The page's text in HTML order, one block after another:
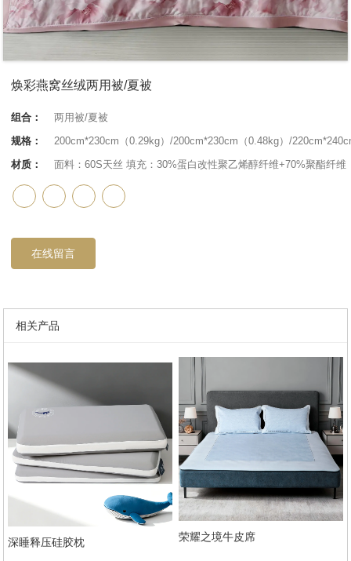
焕彩燕窝丝绒两用被/夏被
组合：
两用被/夏被
规格：
200cm*230cm（0.29kg）/200cm*230cm（0.48kg）/
材质：
面料：60S天丝 填充：30%蛋白改性聚乙烯醇纤维+70%聚酯纤维
在线留言
相关产品
深睡释压硅胶枕 荣耀之境牛皮席